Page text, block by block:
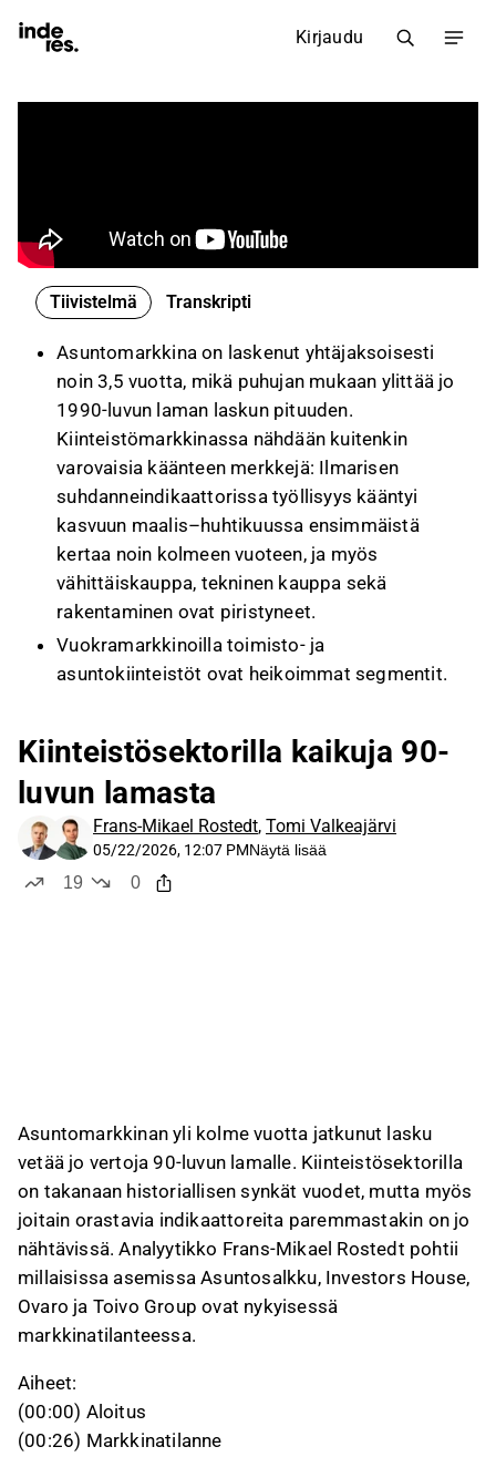
Kirjaudu
Tiivistelmä Transkripti
Asuntomarkkina on laskenut yhtäjaksoisesti
noin 3,5 vuotta, mikä puhujan mukaan ylittää jo
1990-luvun laman laskun pituuden.
Kiinteistömarkkinassa nähdään kuitenkin
varovaisia käänteen merkkejä: Ilmarisen
suhdanneindikaattorissa työllisyys kääntyi
kasvuun maalis–huhtikuussa ensimmäistä
kertaa noin kolmeen vuoteen, ja myös
vähittäiskauppa, tekninen kauppa sekä
rakentaminen ovat piristyneet.
Vuokramarkkinoilla toimisto- ja
asuntokiinteistöt ovat heikoimmat segmentit.
ja vuokrakehitys on jäänyt inflaatiosta, kun taas
logistiikka-, kevytteollisuus- ja hyvillä
sijainneilla olevat liikekiinteistöt ovat pysyneet
vahvempina matalammilla vajaakäyttöasteilla.
Asuntosalkun sijoituscase perustuu Tallinnan
Investors Housen näkymiä painaa lyhyellä
aikavälillä palveluliiketoiminnan heikkous,
vaikka kiinteistöliiketoiminta on vakaa korkeilla
vuokrausasteilla. Ovarossa analyytikko näkee
potentiaalia kiinteistökehittäjänä, mutta
murrosvaihe, raskas tase ja kehityshankkeiden
toteutukseen liittyvät riskit pitävät pääoman
tuoton ja arvostuksen toistaiseksi paineessa.
Tämä sisältö on tekoälyn tuottamaa videon transkriptin pohjalta. Voit
antaa siitä palautetta Inderesin foorumilla. Anna siihen liittyvää
palautettaInderesin foorumilla
Kiinteistösektorilla kaikuja 90-
luvun lamasta
Frans-Mikael Rostedt, Tomi Valkeajärvi
05/22/2026, 12:07 PMNäytä lisää
19
0
Asuntomarkkinan yli kolme vuotta jatkunut lasku
vetää jo vertoja 90-luvun lamalle. Kiinteistösektorilla
on takanaan historiallisen synkät vuodet, mutta myös
joitain orastavia indikaattoreita paremmastakin on jo
nähtävissä. Analyytikko Frans-Mikael Rostedt pohtii
millaisissa asemissa Asuntosalkku, Investors House,
Ovaro ja Toivo Group ovat nykyisessä
markkinatilanteessa.
Aiheet:
(00:00) Aloitus
(00:26) Markkinatilanne